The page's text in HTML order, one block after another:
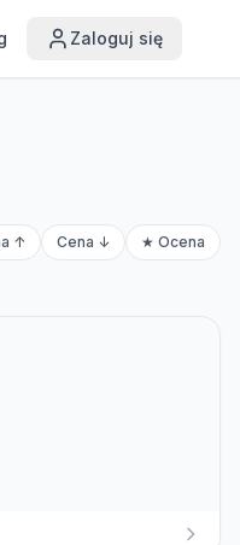
Zaloguj się
↑ Cena ↓ ★ Ocena